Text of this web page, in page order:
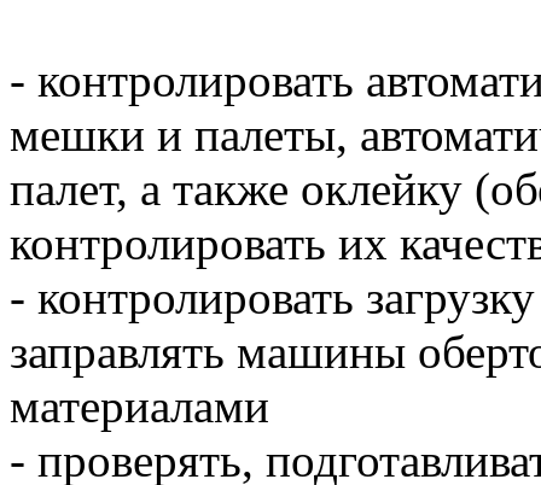
- контролировать
мешки и палеты,
палет, а также оклейку
контролировать их
- контролировать
заправлять машины
материалами
- проверять,